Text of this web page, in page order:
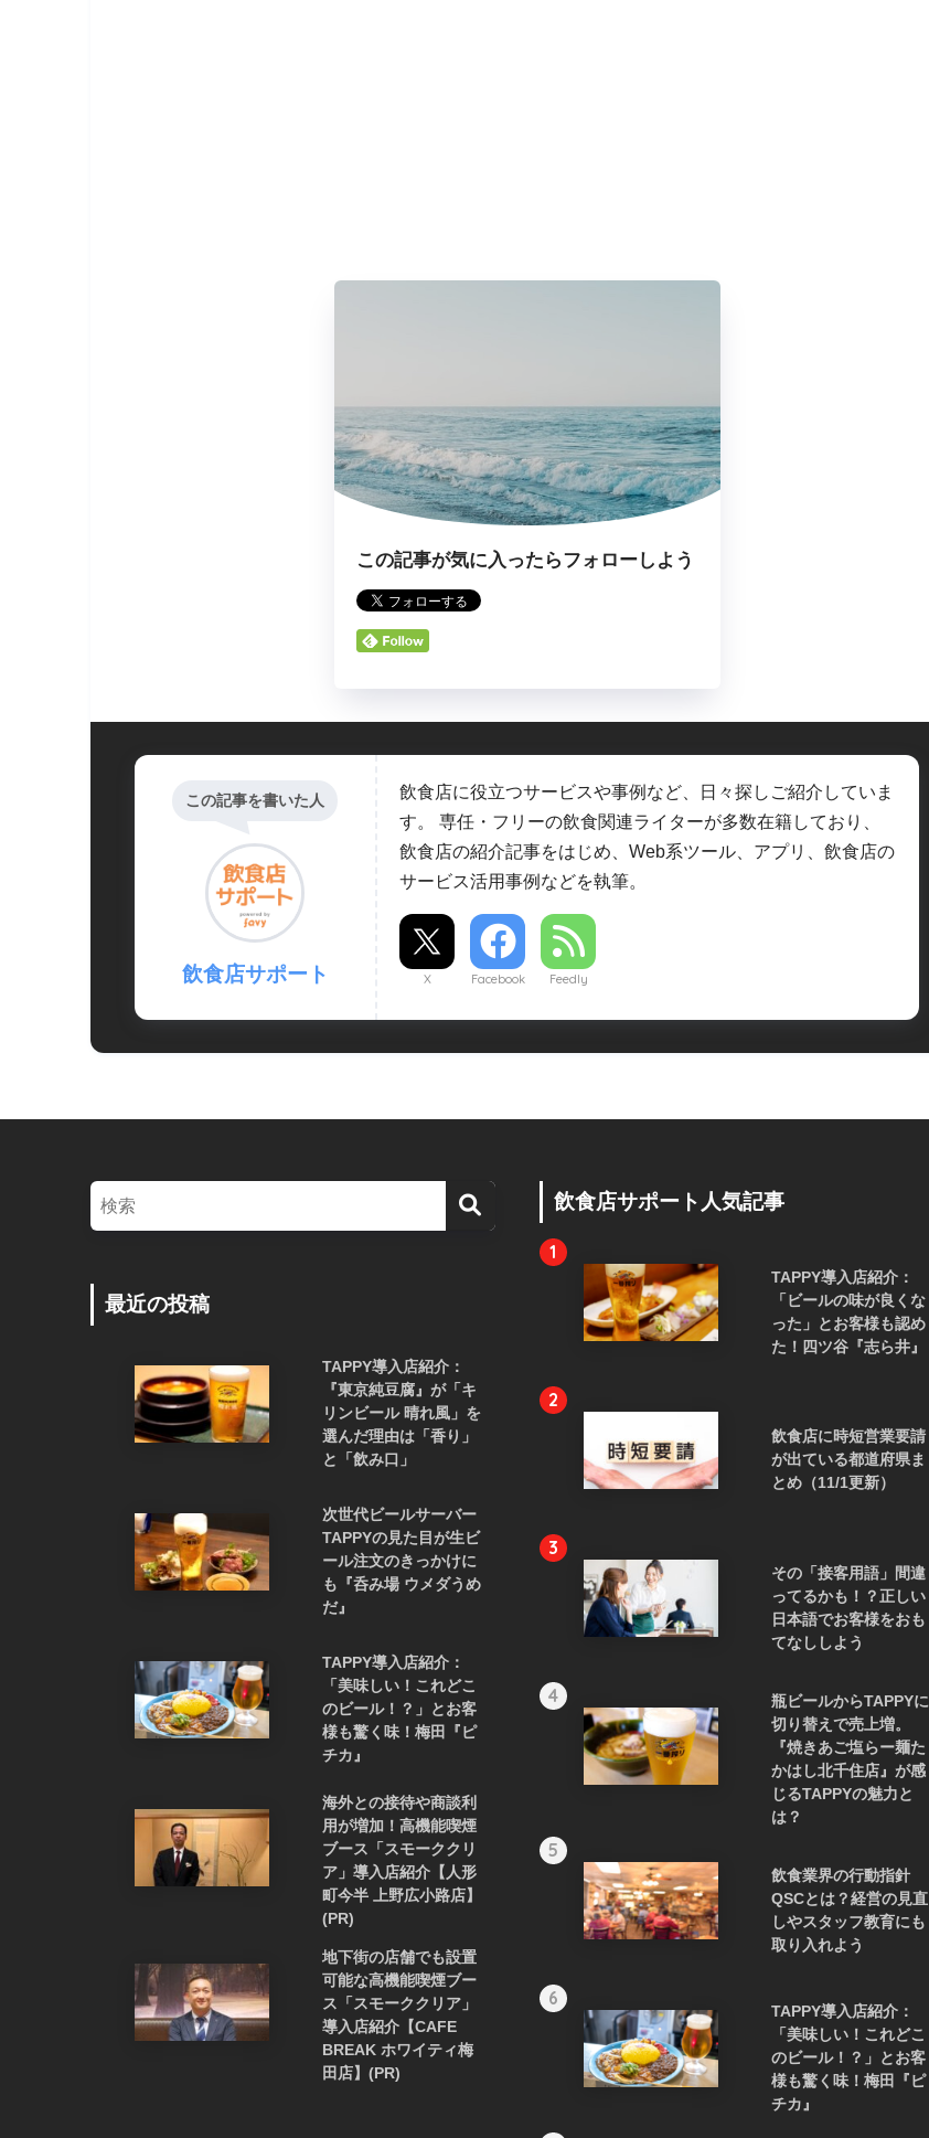
この記事が気に入ったらフォローしよう
この記事を書いた人
飲食店サポート
飲食店に役立つサービスや事例など、日々探しご紹介していま
す。 専任・フリーの飲食関連ライターが多数在籍しており、
飲食店の紹介記事をはじめ、Web系ツール、アプリ、飲食店の
サービス活用事例などを執筆。
X Facebook Feedly
最近の投稿
TAPPY導入店紹介：
『東京純豆腐』が「キ
リンビール 晴れ風」を
選んだ理由は「香り」
と「飲み口」
次世代ビールサーバー
TAPPYの見た目が生ビ
ール注文のきっかけに
も『呑み場 ウメダうめ
だ』
TAPPY導入店紹介：
「美味しい！これどこ
のビール！？」とお客
様も驚く味！梅田『ピ
チカ』
海外との接待や商談利
用が増加！高機能喫煙
ブース「スモーククリ
ア」導入店紹介【人形
町今半 上野広小路店】
(PR)
地下街の店舗でも設置
可能な高機能喫煙ブー
ス「スモーククリア」
導入店紹介【CAFE
BREAK ホワイティ梅
田店】(PR)
飲食店サポート人気記事
1
TAPPY導入店紹介：
「ビールの味が良くな
った」とお客様も認め
た！四ツ谷『志ら井』
2
飲食店に時短営業要請
が出ている都道府県ま
とめ（11/1更新）
3
その「接客用語」間違
ってるかも！？正しい
日本語でお客様をおも
てなししよう
4
瓶ビールからTAPPYに
切り替えで売上増。
『焼きあご塩らー麺た
かはし北千住店』が感
じるTAPPYの魅力と
は？
5
飲食業界の行動指針
QSCとは？経営の見直
しやスタッフ教育にも
取り入れよう
6
TAPPY導入店紹介：
「美味しい！これどこ
のビール！？」とお客
様も驚く味！梅田『ピ
チカ』